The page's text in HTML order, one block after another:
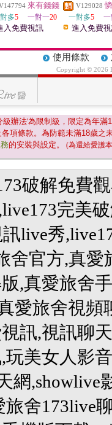
來有錢錢
多5 一對一20
入免費視訊
V129028
一對多5
進入免費
使用條款
Copyright © 2026
級辦法'為限制級，限定為年滿
項條款。為防範未滿18歲之
的安裝與設定。 (為還給愛護
破解免費
完美
live秀
舍官方,真愛
,真愛旅舍
愛旅舍視
訊,視訊聊
美女人影
網,showlive
舍173live